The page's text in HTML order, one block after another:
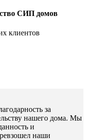
СИП домов
клиентов
за
нашего дома. Мы
и
наши